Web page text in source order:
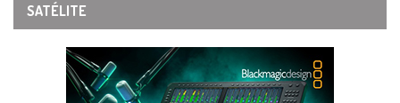
SATÉLITE